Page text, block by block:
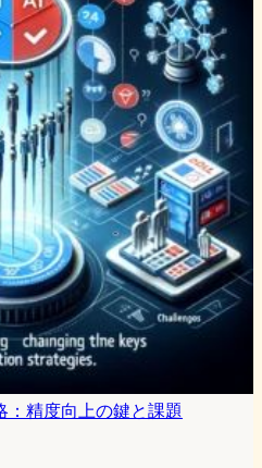
：精度向上の鍵と課題